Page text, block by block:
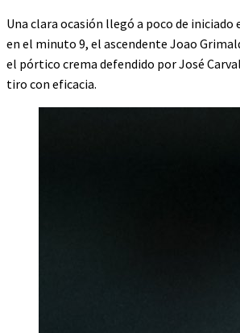
Una clara ocasión llegó a poco de iniciado
en el minuto 9, el ascendente Joao
el pórtico crema defendido por José
tiro con eficacia.